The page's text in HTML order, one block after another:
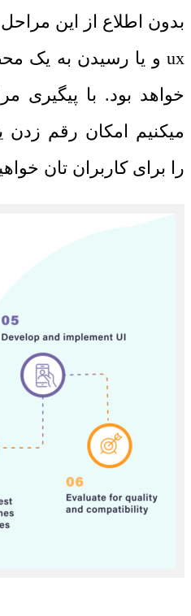
بدون اطلاع از این
ux و یا رسیدن به یک
خواهد بود. با پیگیری
میکنیم امکان رقم زدن
را برای کاربران تان